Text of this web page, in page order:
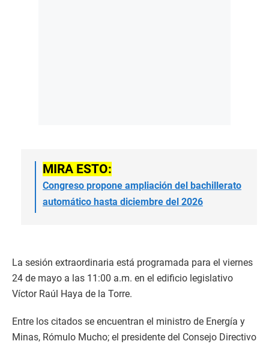
MIRA ESTO:
Congreso propone ampliación del bachillerato
automático hasta diciembre del 2026
La sesión extraordinaria está programada para el viernes
24 de mayo a las 11:00 a.m. en el edificio legislativo
Víctor Raúl Haya de la Torre.
Entre los citados se encuentran el ministro de Energía y
Minas, Rómulo Mucho; el presidente del Consejo Directivo